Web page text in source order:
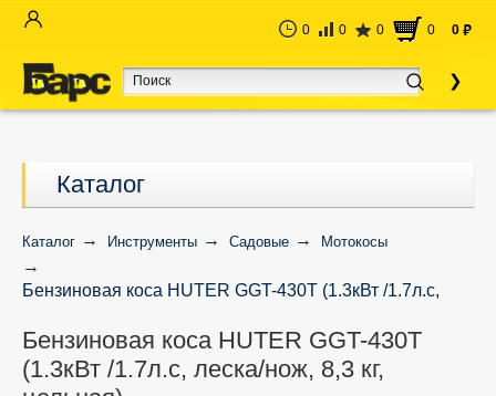
0 0 0 0 0 руб
Каталог
Каталог Инструменты Садовые Мотокосы
Бензиновая коса HUTER GGT-430T (1.3кВт /1.7л.с,
Бензиновая коса HUTER GGT-430T
(1.3кВт /1.7л.с, леска/нож, 8,3 кг,